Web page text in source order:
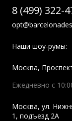
8 (499) 322-
Наши шоу-румы:
Москва,
Ежедневно с
Москва, ул.
1, подъезд 2A